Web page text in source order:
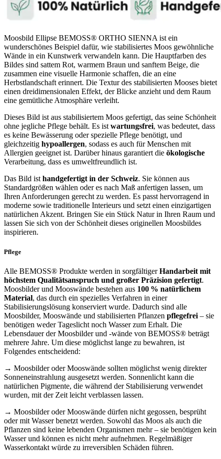
Moosbild Ellipse BEMOSS® ORTHO SIENNA ist ein
wunderschönes Beispiel dafür, wie stabilisiertes Moos gewöhnliche
Wände in ein Kunstwerk verwandeln kann. Die Hauptfarben des
Bildes sind sattem Rot, warmem Braun und sanftem Beige, die
zusammen eine visuelle Harmonie schaffen, die an eine
Herbstlandschaft erinnert. Die Textur des stabilisierten Mooses bietet
einen dreidimensionalen Effekt, der Blicke anzieht und dem Raum
eine gemütliche Atmosphäre verleiht.
Dieses Bild ist aus stabilisiertem Moos gefertigt, das seine Schönheit
ohne jegliche Pflege behält. Es ist wartungsfrei, was bedeutet, dass
es keine Bewässerung oder spezielle Pflege benötigt, und
gleichzeitig hypoallergen, sodass es auch für Menschen mit
Allergien geeignet ist. Darüber hinaus garantiert die ökologische
Verarbeitung, dass es umweltfreundlich ist.
Das Bild ist handgefertigt in der Schweiz. Sie können aus
Standardgrößen wählen oder es nach Maß anfertigen lassen, um
Ihren Anforderungen gerecht zu werden. Es passt hervorragend in
moderne sowie traditionelle Interieurs und setzt einen einzigartigen
natürlichen Akzent. Bringen Sie ein Stück Natur in Ihren Raum und
lassen Sie sich von der Schönheit dieses originellen Moosbildes
inspirieren.
Pflege
Alle BEMOSS® Produkte werden in sorgfältigerHandarbeit mit
höchstem Qualitätsanspruch und großer Präzision gefertigt.
Moosbilder und Mooswände bestehen aus 100 % natürlichem
Material, das durch ein spezielles Verfahren in einer
Stabilisierungslösung konserviert wurde. Dadurch sind alle
Moosbilder, Mooswände und stabilisierten Pflanzen pflegefrei – sie
benötigen weder Tageslicht noch Wasser zum Erhalt. Die
Lebensdauer der Moosbilder und -wände von BEMOSS® beträgt
mehrere Jahre. Um diese möglichst lange zu bewahren, ist
Folgendes entscheidend:
→ Moosbilder oder Mooswände sollten möglichst wenig direkter
Sonneneinstrahlung ausgesetzt werden. Sonnenlicht kann die
natürlichen Pigmente, die während der Stabilisierung verwendet
wurden, mit der Zeit leicht verblassen lassen.
→ Moosbilder oder Mooswände dürfen nicht gegossen, besprüht
oder mit Wasser benetzt werden. Sowohl das Moos als auch die
Pflanzen sind keine lebenden Organismen mehr – sie benötigen kein
Wasser und können es nicht mehr aufnehmen. Regelmäßiger
Wasserkontakt würde zu irreversiblen Schäden führen.